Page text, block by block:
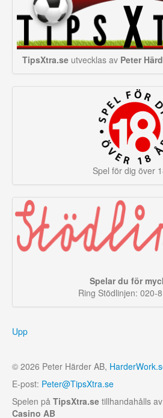
TipsXtra.seutvecklas av Peter
Spel för dig över
Spelar du för
Ring Stödlinjen: 020-
Upp
© 2026 Peter Härder AB,
E-post: Peter@TipsXtra.se
Spelen på TipsXtra.se tillhandahålls av
Casino AB